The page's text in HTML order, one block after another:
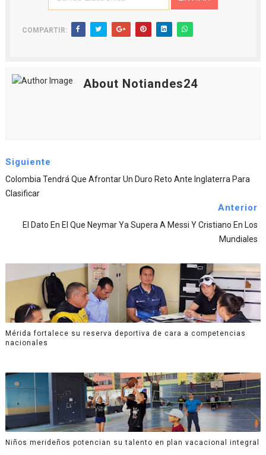
COMPARTIR:
About Notiandes24
Siguiente
Colombia Tendrá Que Afrontar Un Duro Reto Ante Inglaterra Para
Clasificar
Anterior
El Dato En El Que Neymar Ya Supera A Messi Y Cristiano En Los
Mundiales
Mérida fortalece su reserva deportiva de cara a competencias
nacionales
Niños merideños potencian su talento en plan vacacional integral